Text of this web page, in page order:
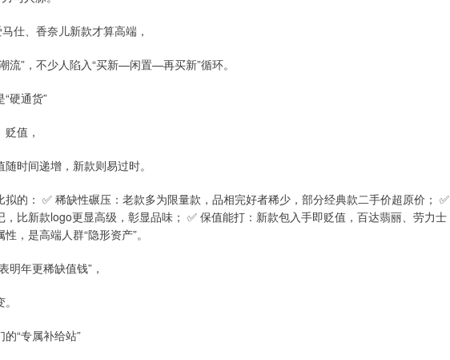
仕、香奈儿新款才算高端，
流”，不少人陷入“买新—闲置—再买新”循环。
硬通货”
值，
时间递增，新款则易过时。
的： ✅ 稀缺性碾压：老款多为限量款，品相完好者稀少，部分经典款二手价超原价； ✅
比新款logo更显高级，彰显品味； ✅ 保值能打：新款包入手即贬值，百达翡丽、劳力士
，是高端人群“隐形资产”。
明年更稀缺值钱”，
“专属补给站”